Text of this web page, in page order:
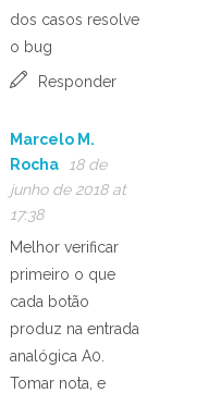
dos casos resolve
o bug
Responder
Marcelo M.
Rocha
18 de
junho de 2018 at
17:38
Melhor verificar
primeiro o que
cada botão
produz na entrada
analógica A0.
Tomar nota, e